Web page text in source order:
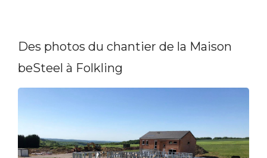
Des photos du chantier de la Maison
beSteel à Folkling